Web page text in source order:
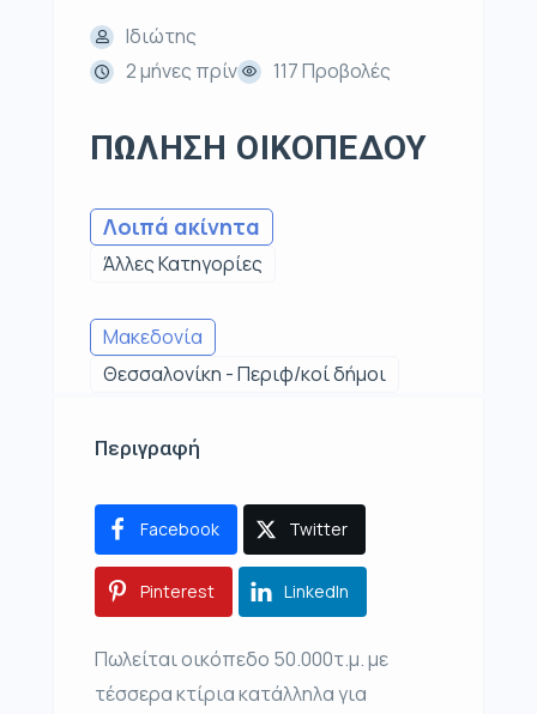
Ιδιώτης
2 μήνες πρίν
117 Προβολές
ΠΩΛΗΣΗ ΟΙΚΟΠΕΔΟΥ
Λοιπά ακίνητα
Άλλες Κατηγορίες
Μακεδονία
Θεσσαλονίκη - Περιφ/κοί δήμοι
Περιγραφή
Facebook Twitter
Pinterest LinkedIn
Πωλείται οικόπεδο 50.000τ.μ. με
τέσσερα κτίρια κατάλληλα για